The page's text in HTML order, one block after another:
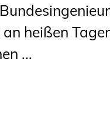
Ingenieure
heißen
...